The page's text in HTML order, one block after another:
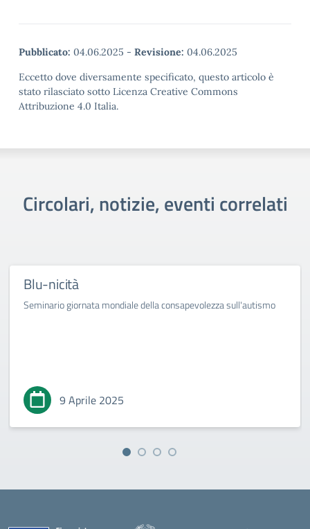
Pubblicato: 04.06.2025 - Revisione: 04.06.2025
Eccetto dove diversamente specificato, questo articolo è
stato rilasciato sotto Licenza Creative Commons
Attribuzione 4.0 Italia.
Circolari, notizie, eventi correlati
Blu-nicità
Seminario giornata mondiale della consapevolezza sull'autismo
9 Aprile 2025